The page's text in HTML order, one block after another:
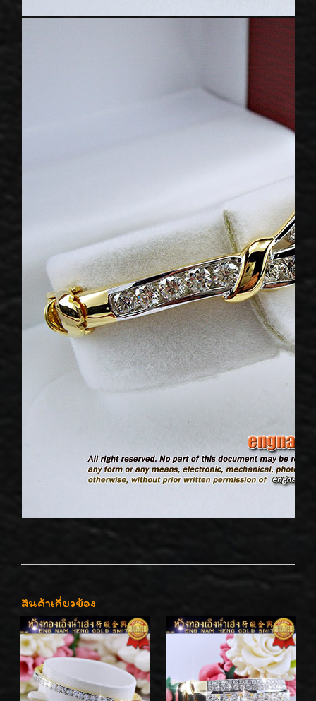
สินค้าเกี่ยวข้อง